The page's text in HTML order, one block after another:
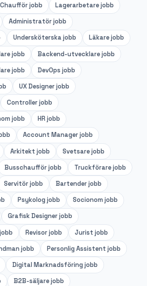
Chaufförjobb Lagerarbetarejobb
Administratörjobb
Undersköterskajobb Läkarejobb
jobb Backend-utvecklarejobb
jobb DevOps jobb
UX Designerjobb
Controllerjobb
jobb HR jobb
Account Managerjobb
Arkitekt jobb Svetsarejobb
Busschaufförjobb Truckförarejobb
Servitörjobb Bartenderjobb
Psykolog jobb Socionom jobb
Grafisk Designerjobb
jobb Revisorjobb Jurist jobb
jobb Personlig Assistent jobb
Digital Marknadsföring jobb
B2B-säljarejobb